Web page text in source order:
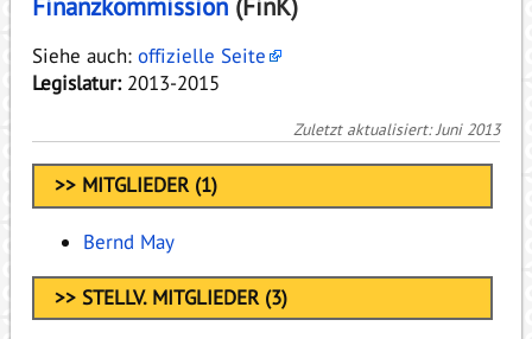
Siehe auch: offizielle Seite
Legislatur:2013-2015
Zuletzt aktualisiert: Juni 2013
>> MITGLIEDER (1)
Bernd May
>> STELLV. MITGLIEDER (3)